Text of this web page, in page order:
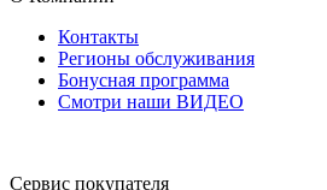
Контакты
Регионы обслуживания
Бонусная программа
Смотри наши ВИДЕО
Сервис покупателя